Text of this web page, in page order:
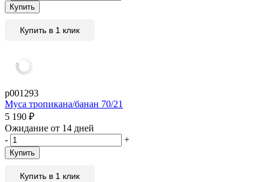
Купить
Купить в 1 клик
р001293
Муса тропикана/банан 70/21
5 190 ₽
Ожидание от 14 дней
-
+
Купить
Купить в 1 клик